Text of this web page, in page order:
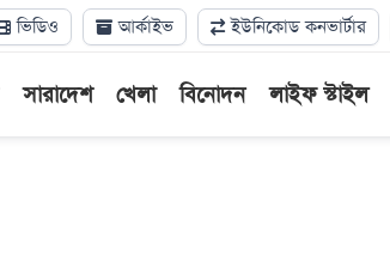
ভিডিও আর্কাইভ ইউনিকোড কনভার্টার
সারাদেশ খেলা বিনোদন লাইফ স্টাইল